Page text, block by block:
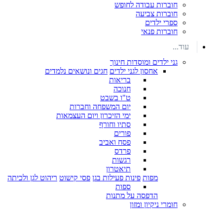
חוברות עבודה לחופש
חוברות צביעה
ספרי ילדים
חוברות פנאי
עוד...
גני ילדים ומוסדות חינוך
אחסון לגני ילדים חגים ונושאים נלמדים
בריאות
חנוכה
ט"ו בשבט
יום המשפחה וחברות
ימי הזיכרון ויום העצמאות
סתיו וחורף
פורים
פסח ואביב
פרדס
רגשות
תיאטרון
מפות פינות פעילות בגן פסי קישוט ריהוט לגן ולכיתה
ספות
הדפסה על מתנות
חומרי ניקיון ומזון